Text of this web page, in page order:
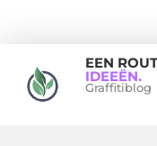
EEN
IDEEËN.
Graffitiblog